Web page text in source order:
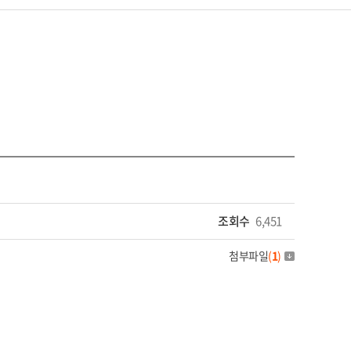
조회수 6,451
첨부파일(1)